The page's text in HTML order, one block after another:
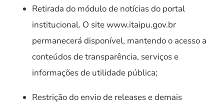
Retirada do módulo de notícias do portal
institucional. O site www.itaipu.gov.br
permanecerá disponível, mantendo o acesso a
conteúdos de transparência, serviços e
informações de utilidade pública;
Restrição do envio de releases e demais